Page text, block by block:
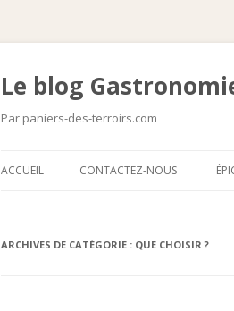
Le blog
Par paniers-des-terroirs.com
ACCUEIL CONTACTEZ-NOUS
ARCHIVES DE CATÉGORIE : QUE CHOISIR ?